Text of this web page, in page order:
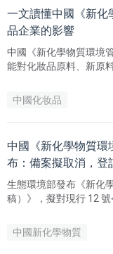
勢。
一文讀懂中國《新化
品企業的影響
中國《新化學物質環境
能對化妝品原料、新原
不能僅以原料是否列入
依據，還應同步核查其
前評估登記路徑、申請
中國化妆品
中國《新化學物質環
布：備案擬取消，登
生態環境部發布《新化
稿）》，擬對現行 12
及過渡期安排等重點內
業提前盤點既有備案物
中國新化學物質